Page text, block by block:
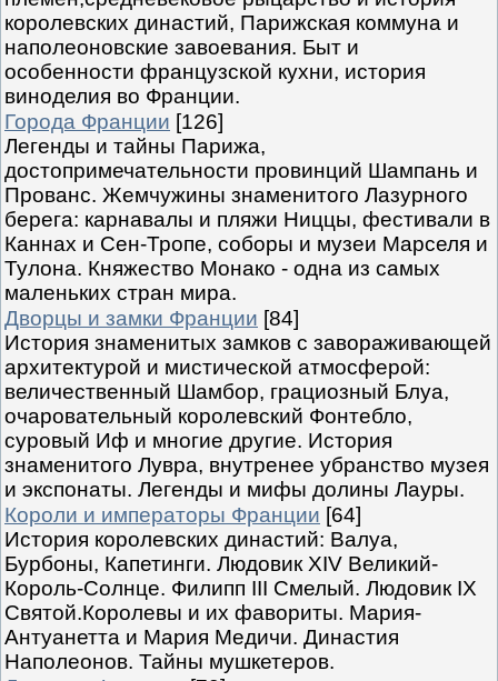
королевских династий, Парижская коммуна и
наполеоновские завоевания. Быт и
особенности французской кухни, история
виноделия во Франции.
Города Франции [126]
Легенды и тайны Парижа,
достопримечательности провинций Шампань и
Прованс. Жемчужины знаменитого Лазурного
берега: карнавалы и пляжи Ниццы, фестивали в
Каннах и Сен-Тропе, соборы и музеи Марселя и
Тулона. Княжество Монако - одна из самых
маленьких стран мира.
Дворцы и замки Франции [84]
История знаменитых замков с завораживающей
архитектурой и мистической атмосферой:
величественный Шамбор, грациозный Блуа,
очаровательный королевский Фонтебло,
суровый Иф и многие другие. История
знаменитого Лувра, внутренее убранство музея
и экспонаты. Легенды и мифы долины Лауры.
Короли и императоры Франции [64]
История королевских династий: Валуа,
Бурбоны, Капетинги. Людовик XIV Великий-
Король-Солнце. Филипп III Смелый. Людовик IX
Святой.Королевы и их фавориты. Мария-
Антуанетта и Мария Медичи. Династия
Наполеонов. Тайны мушкетеров.